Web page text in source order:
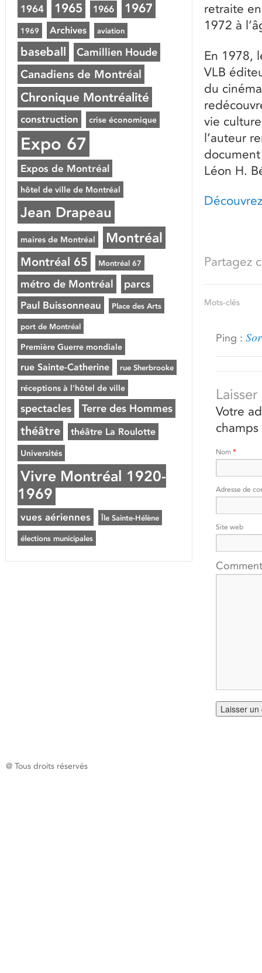
retraite
1972 à
En 1978,
VLB
du
vie
l’auteur
Léon H.
Partagez
Mots-clés
Ping :
Votre
Nom *
Adresse de
Site web
1964 1965 1966 1967
1969 Archives aviation
baseball Camillien Houde
Canadiens de Montréal
Chronique Montréalité
construction crise économique
Expo 67
Expos de Montréal
hôtel de ville de Montréal
Jean Drapeau
maires de Montréal Montréal
Montréal 65 Montréal 67
métro de Montréal parcs
Paul Buissonneau Place des Arts
port de Montréal
Première Guerre mondiale
rue Sainte-Catherine rue Sherbrooke
réceptions à l'hôtel de ville
spectacles Terre des Hommes
théâtre théâtre La Roulotte
Universités
Vivre Montréal 1920-
1969
vues aériennes Île Sainte-Hélène
élections municipales
@ Tous droits réservés